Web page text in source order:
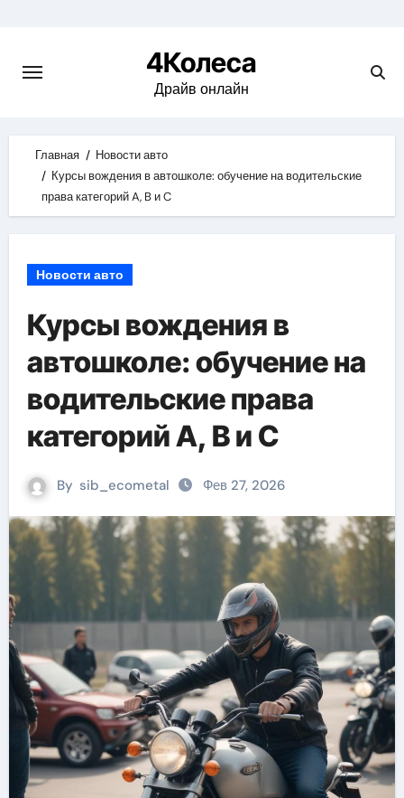
content
4Колеса
Драйв онлайн
Главная
Новости авто
Курсы вождения в автошколе: обучение на водительские
права категорий A, B и C
Новости авто
Курсы вождения в
автошколе: обучение на
водительские права
категорий A, B и C
By sib_ecometal Фев 27, 2026